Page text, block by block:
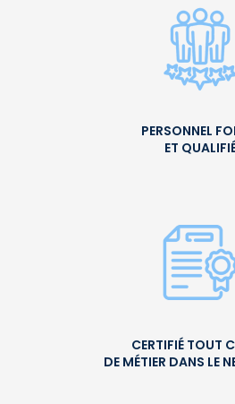
PERSONNEL
ET
CERTIFIÉ TOUT
DE MÉTIER DANS LE